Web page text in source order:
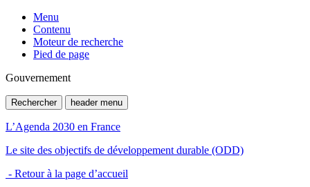
Menu
Contenu
Moteur de recherche
Pied de page
Gouvernement
Rechercher header menu
L’Agenda 2030 en France
Le site des objectifs de développement durable (ODD)
- Retour à la page d’accueil